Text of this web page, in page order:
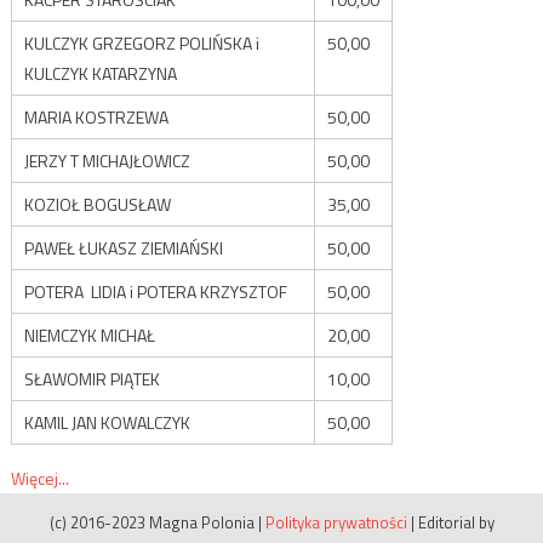
KULCZYK GRZEGORZ POLIŃSKA i
KULCZYK KATARZYNA
50,00
MARIA KOSTRZEWA
50,00
JERZY T MICHAJŁOWICZ
50,00
KOZIOŁ BOGUSŁAW
35,00
PAWEŁ ŁUKASZ ZIEMIAŃSKI
50,00
POTERA LIDIA i POTERA KRZYSZTOF
50,00
NIEMCZYK MICHAŁ
20,00
SŁAWOMIR PIĄTEK
10,00
KAMIL JAN KOWALCZYK
50,00
Więcej...
(c) 2016-2023 Magna Polonia | Polityka prywatności | Editorial by